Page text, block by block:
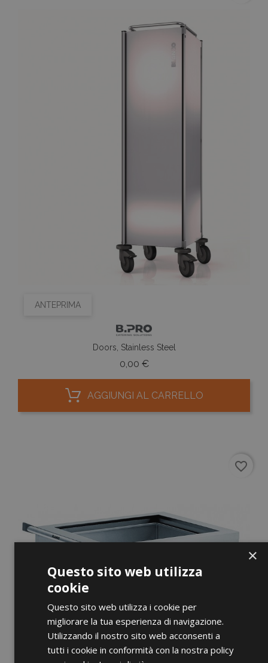
ANTEPRIMA
Doors, Stainless Steel
0,00 €Prezzo
AGGIUNGI AL CARRELLO
favorite_border
×
Questo sito web utilizza
cookie
Questo sito web utilizza i cookie per
migliorare la tua esperienza di navigazione.
Utilizzando il nostro sito web acconsenti a
tutti i cookie in conformità con la nostra policy